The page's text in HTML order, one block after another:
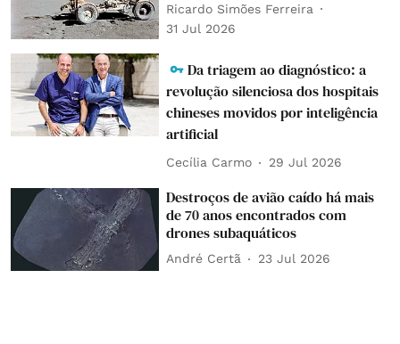
Ricardo Simões Ferreira
31 Jul 2026
Da triagem ao diagnóstico: a
revolução silenciosa dos hospitais
chineses movidos por inteligência
artificial
Cecília Carmo 29 Jul 2026
Destroços de avião caído há mais
de 70 anos encontrados com
drones subaquáticos
André Certã 23 Jul 2026